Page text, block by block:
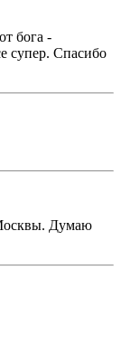
бога -
супер. Спасибо
Думаю